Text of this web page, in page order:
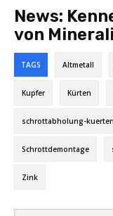
News:
von
TAGS Altmetall
Kupfer Kürten
schrottabholung-kuerten
Schrottdemontage
Zink